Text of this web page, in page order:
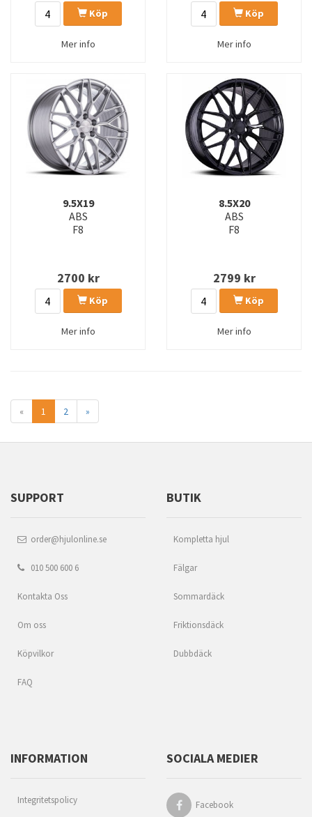
Köp
Mer info
Köp
Mer info
9.5X19
ABS
F8
2700 kr
Köp
Mer info
8.5X20
ABS
F8
2799 kr
Köp
Mer info
« 1 2 »
SUPPORT
order@hjulonline.se
010 500 600 6
Kontakta Oss
Om oss
Köpvilkor
FAQ
BUTIK
Kompletta hjul
Fälgar
Sommardäck
Friktionsdäck
Dubbdäck
INFORMATION
Integritetspolicy
SOCIALA MEDIER
Facebook